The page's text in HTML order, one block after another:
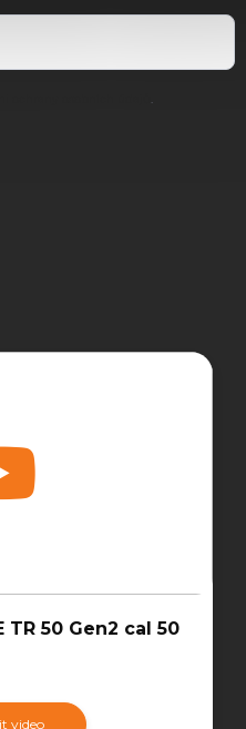
.
TR 50 Gen2 cal 50
video